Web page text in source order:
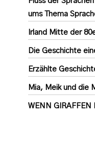
ums Thema
Irland Mitte der
Die Geschichte
Erzählte
Mia, Meik und die
WENN GIRAFFEN